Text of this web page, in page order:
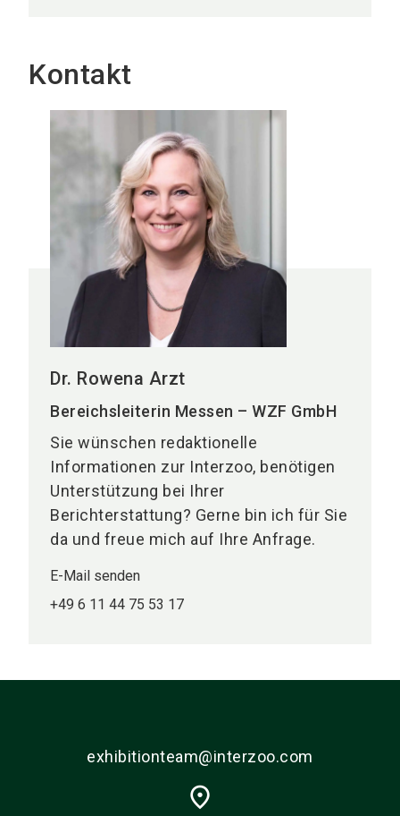
Kontakt
Dr. Rowena Arzt
Bereichsleiterin Messen – WZF GmbH
Sie wünschen redaktionelle
Informationen zur Interzoo, benötigen
Unterstützung bei Ihrer
Berichterstattung? Gerne bin ich für Sie
da und freue mich auf Ihre Anfrage.
E-Mail senden
+49 6 11 44 75 53 17
exhibitionteam@interzoo.com
place